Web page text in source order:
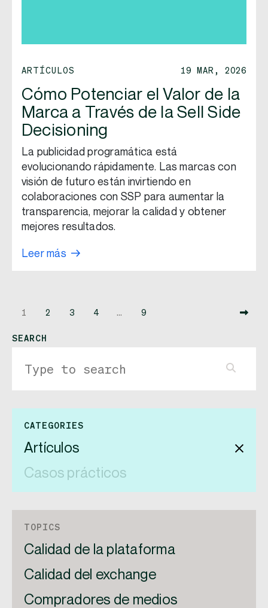
ARTÍCULOS 19 MAR, 2026
Cómo Potenciar el Valor de la
Marca a Través de la Sell Side
Decisioning
La publicidad programática está
evolucionando rápidamente. Las marcas con
visión de futuro están invirtiendo en
colaboraciones con SSP para aumentar la
transparencia, mejorar la calidad y obtener
mejores resultados.
Leer más
1 2 3 4 … 9
SEARCH
CATEGORIES
Artículos
Casos prácticos
TOPICS
Calidad de la plataforma
Calidad del exchange
Compradores de medios